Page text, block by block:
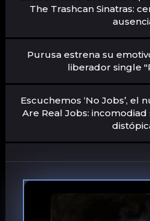
The Trashcan Sinatras:
Purusa estrena su
liberador single
Escuchemos ‘No Jobs’, el
Are Real Jobs: